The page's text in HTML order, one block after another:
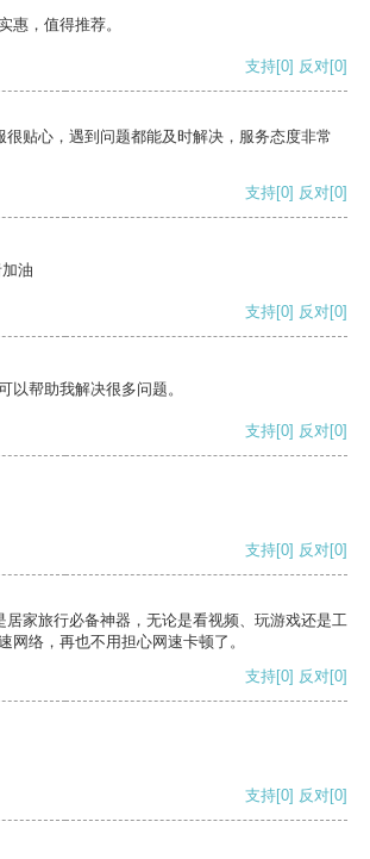
惠，值得推荐。
支持[0] 反对[0]
很贴心，遇到问题都能及时解决，服务态度非常
支持[0] 反对[0]
油
支持[0] 反对[0]
以帮助我解决很多问题。
支持[0] 反对[0]
支持[0] 反对[0]
居家旅行必备神器，无论是看视频、玩游戏还是工
网络，再也不用担心网速卡顿了。
支持[0] 反对[0]
支持[0] 反对[0]